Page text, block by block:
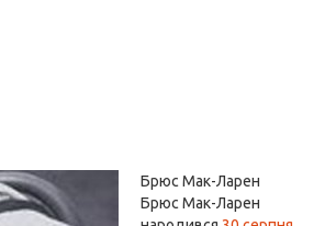
Брюс Мак-Ларен
Брюс Мак-Ларен